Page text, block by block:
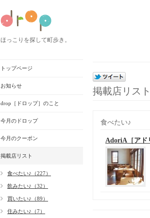
ほっこりを探して町歩き。
掲載店リス
食べたい♪
AdoriA［アド
トップページ
お知らせ
drop［ドロップ］のこと
今月のドロップ
今月のクーポン
掲載店リスト
食べたい♪（227）
飲みたい♪（32）
買いたい♪（89）
住みたい♪（7）